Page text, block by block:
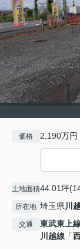
価格 2,190万円
土地面積44.01坪
所在地 埼玉県川
交通 東武東上
川越線 「